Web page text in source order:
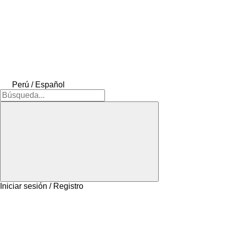
Perú / Español
Iniciar sesión / Registro